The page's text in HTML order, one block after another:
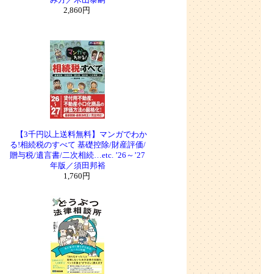
2,860円
【3千円以上送料無料】マンガでわか
る!相続税のすべて 基礎控除/財産評価/
贈与税/遺言書/二次相続…etc. ’26～’27
年版／須田邦裕
1,760円